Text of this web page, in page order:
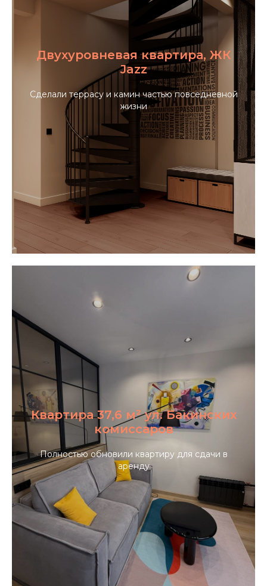
Двухуровневая квартира, ЖК
Jazz
Сделали террасу и камин частью повседневной
жизни
Квартира 37,6 м² ул. Бакинских
комиссаров
Полностью обновили квартиру для сдачи в
аренду